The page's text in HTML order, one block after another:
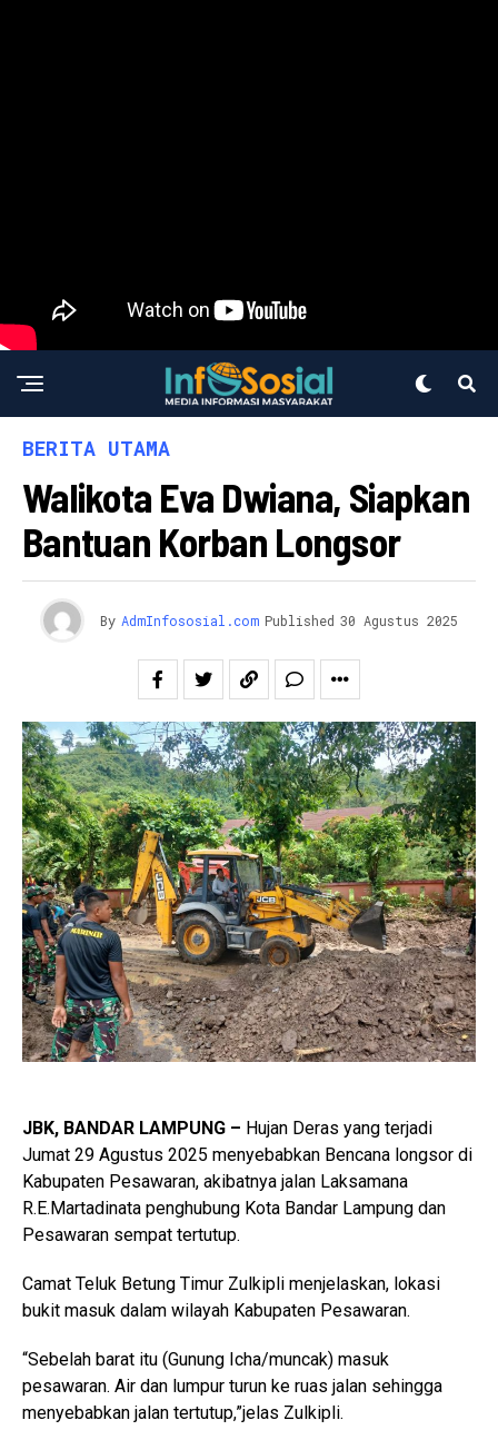
BERITA UTAMA
Walikota Eva Dwiana, Siapkan
Bantuan Korban Longsor
By AdmInfososial.com Published 30 Agustus 2025
JBK, BANDAR LAMPUNG – Hujan Deras yang terjadi
Jumat 29 Agustus 2025 menyebabkan Bencana longsor di
Kabupaten Pesawaran, akibatnya jalan Laksamana
R.E.Martadinata penghubung Kota Bandar Lampung dan
Pesawaran sempat tertutup.
Camat Teluk Betung Timur Zulkipli menjelaskan, lokasi
bukit masuk dalam wilayah Kabupaten Pesawaran.
“Sebelah barat itu (Gunung Icha/muncak) masuk
pesawaran. Air dan lumpur turun ke ruas jalan sehingga
menyebabkan jalan tertutup,”jelas Zulkipli.